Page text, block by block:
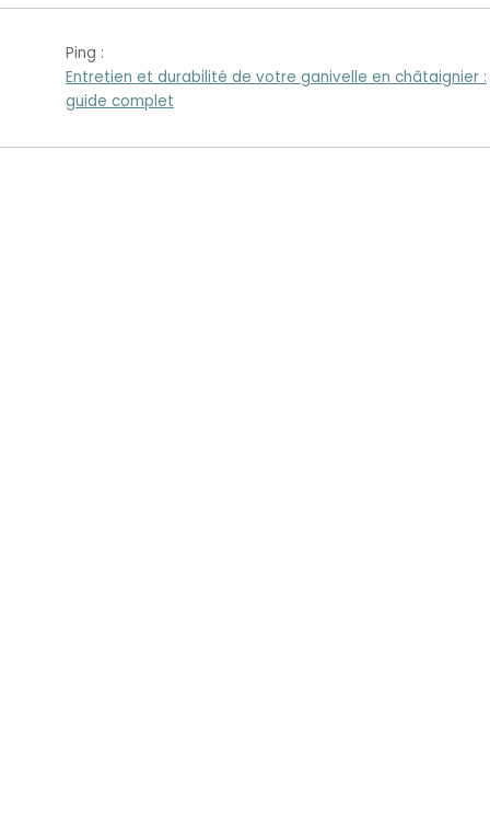
Ping :
Entretien et durabilité de votre ganivelle en châtaignier :
guide complet